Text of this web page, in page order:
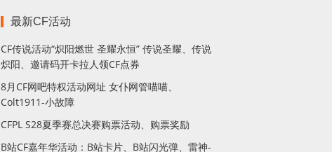
最新CF活动
CF传说活动“炽阳燃世 圣耀永恒” 传说圣耀、传说
炽阳、邀请码开卡拉人领CF点券
8月CF网吧特权活动网址 女仆网管喵喵、
Colt1911-小故障
CFPL S28夏季赛总决赛购票活动、购票奖励
B站CF嘉年华活动：B站卡片、B站闪光弹、雷神-